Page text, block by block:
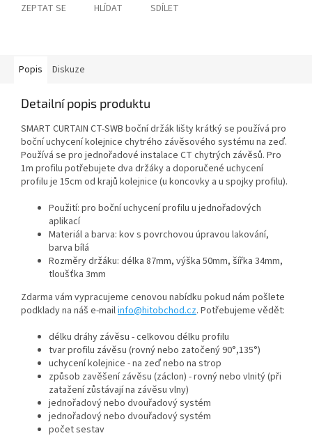
ZEPTAT SE HLÍDAT SDÍLET
Popis Diskuze
Detailní popis produktu
SMART CURTAIN CT-SWB boční držák lišty krátký se používá pro
boční uchycení kolejnice chytrého závěsového systému na zeď.
Používá se pro jednořadové instalace CT chytrých závěsů. Pro
1m profilu potřebujete dva držáky a doporučené uchycení
profilu je 15cm od krajů kolejnice (u koncovky a u spojky profilu).
Použití: pro boční uchycení profilu u jednořadových
aplikací
Materiál a barva: kov s povrchovou úpravou lakování,
barva bílá
Rozměry držáku: délka 87mm, výška 50mm, šířka 34mm,
tloušťka 3mm
Zdarma vám vypracujeme cenovou nabídku pokud nám pošlete
podklady na náš e-mailinfo@hitobchod.cz. Potřebujeme vědět:
délku dráhy závěsu - celkovou délku profilu
tvar profilu závěsu (rovný nebo zatočený 90°,135°)
uchycení kolejnice - na zeď nebo na strop
způsob zavěšení závěsu (záclon) - rovný nebo vlnitý (při
zatažení zůstávají na závěsu vlny)
jednořadový nebo dvouřadový systém
jednořadový nebo dvouřadový systém
počet sestav